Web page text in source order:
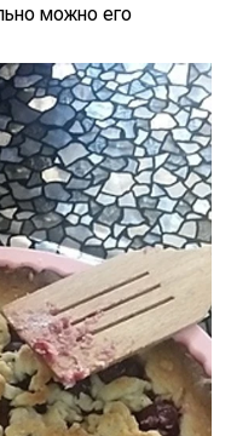
можно его